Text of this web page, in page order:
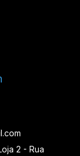
2 - Rua